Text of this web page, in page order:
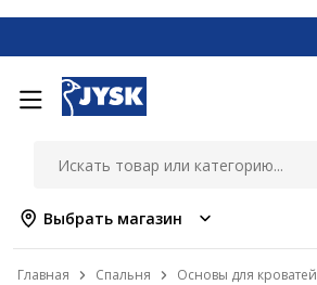
Выбрать магазин
Главная Спальня Основы для кроватей